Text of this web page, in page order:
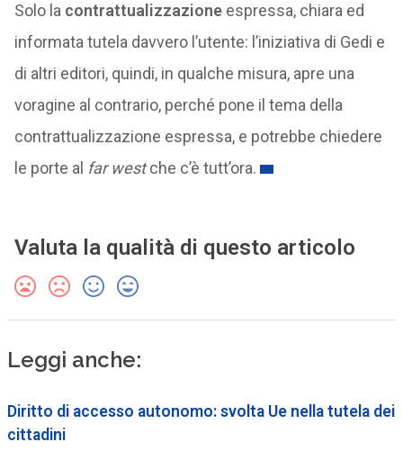
Solo la contrattualizzazioneespressa, chiara ed
informata tutela davvero l’utente: l’iniziativa di Gedi e
di altri editori, quindi, in qualche misura, apre una
voragine al contrario, perché pone il tema della
contrattualizzazione espressa, e potrebbe chiedere
le porte al far westche c’è tutt’ora.
Valuta la qualità di questo articolo
Leggi anche:
Diritto di accesso autonomo: svolta Ue nella tutela dei
cittadini